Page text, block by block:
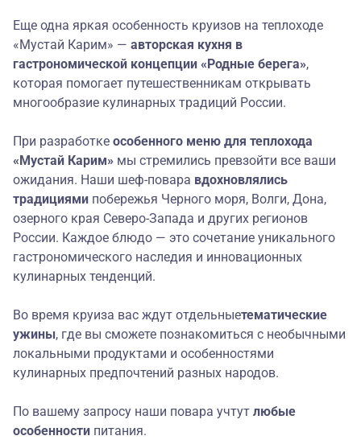
Еще одна яркая особенность круизов на теплоходе
«Мустай Карим» — авторская кухня в
гастрономической концепции «Родные берега»,
которая помогает путешественникам открывать
многообразие кулинарных традиций России.
При разработке особенного меню для теплохода
«Мустай Карим» мы стремились превзойти все ваши
ожидания. Наши шеф-повара вдохновлялись
традициями побережья Черного моря, Волги, Дона,
озерного края Северо-Запада и других регионов
России. Каждое блюдо — это сочетание уникального
гастрономического наследия и инновационных
кулинарных тенденций.
Во время круиза вас ждут отдельныетематические
ужины, где вы сможете познакомиться с необычными
локальными продуктами и особенностями
кулинарных предпочтений разных народов.
По вашему запросу наши повара учтут любые
особенности питания.